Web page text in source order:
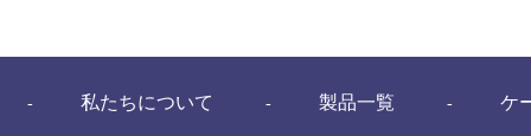
- 私たちについて - 製品一覧 - ケ